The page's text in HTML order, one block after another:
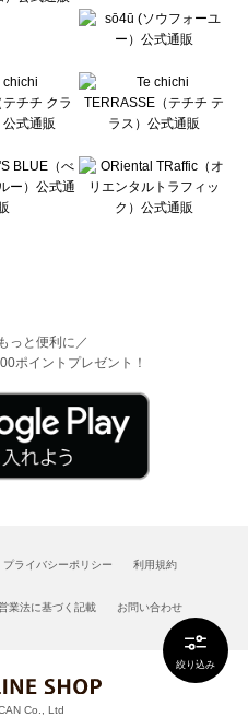
絞り込み
っと便利に／
ポイントプレゼント！
プライバシーポリシー 利用規約
業法に基づく記載 お問い合わせ
Co., Ltd